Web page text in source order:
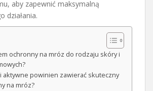
aby zapewnić maksymalną
działania.
ochronny na mróz do rodzaju skóry i
aktywne powinien zawierać skuteczny
na mróz?